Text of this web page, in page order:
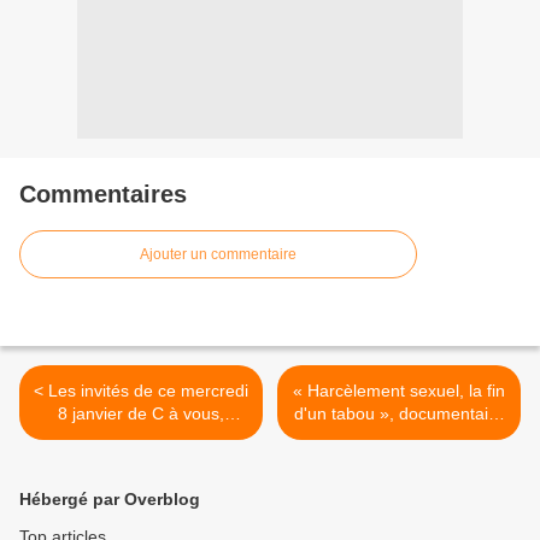
Commentaires
Ajouter un commentaire
< Les invités de ce mercredi
8 janvier de C à vous,
Touche pas à mon poste,
« Harcèlement sexuel, la fin
d'un tabou », documentaire
inédit ce soir sur RMC Story
Hébergé par Overblog